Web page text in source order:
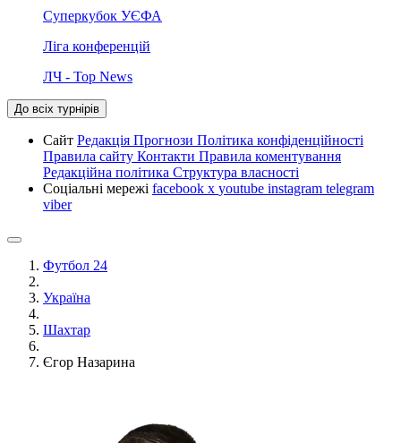
Суперкубок УЄФА
Ліга конференцій
ЛЧ - Top News
До всіх турнірів
Сайт Редакція Прогнози Політика конфіденційності
Правила сайту Контакти Правила коментування
Редакційна політика Структура власності
Соціальні мережі facebook x youtube instagram telegram
viber
Футбол 24
Україна
Шахтар
Єгор Назарина